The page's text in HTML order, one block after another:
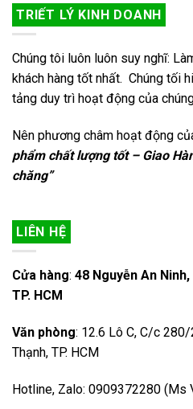
TRIẾT LÝ KINH DOANH
Chúng tôi luôn luôn suy nghĩ:
khách hàng tốt nhất. Chúng tối
tảng duy trì hoạt động của
Nên phương châm hoạt động
phẩm chất lượng tốt – Giao
chăng”
LIÊN HỆ
Cửa hàng: 48 Nguyễn An
TP. HCM
Văn phòng: 12.6 Lô C, C/c
Thạnh, TP. HCM
Hotline, Zalo: 0909372280 (Ms